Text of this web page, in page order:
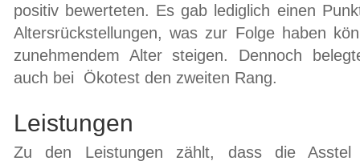
positiv bewerteten. Es gab lediglich einen
Altersrückstellungen, was zur Folge haben
zunehmendem Alter steigen. Dennoch
auch bei Ökotest den zweiten Rang.
Leistungen
Zu den Leistungen zählt, dass die Asstel